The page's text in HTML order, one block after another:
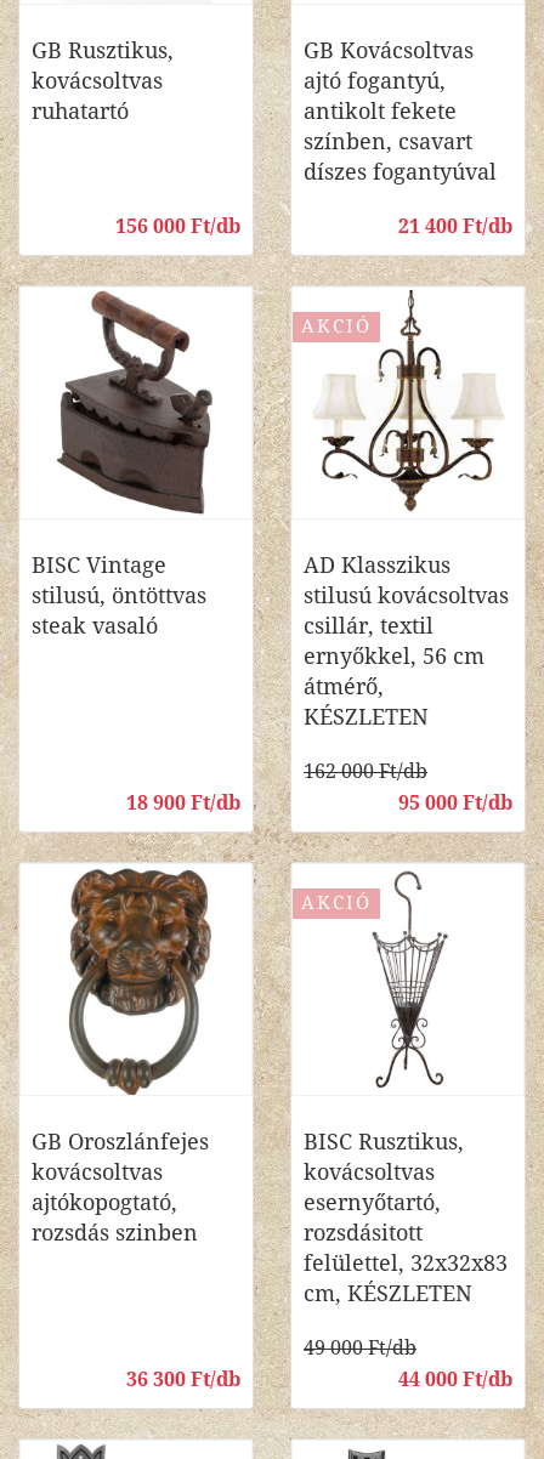
GB Rusztikus,
kovácsoltvas
ruhatartó
156 000 Ft/db
GB Kovácsoltvas
ajtó fogantyú,
antikolt fekete
színben, csavart
díszes fogantyúval
21 400 Ft/db
BISC Vintage
stilusú, öntöttvas
steak vasaló
18 900 Ft/db
AKCIÓ
AD Klasszikus
stilusú kovácsoltvas
csillár, textil
ernyőkkel, 56 cm
átmérő,
KÉSZLETEN
162 000 Ft/db
95 000 Ft/db
GB Oroszlánfejes
kovácsoltvas
ajtókopogtató,
rozsdás szinben
36 300 Ft/db
AKCIÓ
BISC Rusztikus,
kovácsoltvas
esernyőtartó,
rozsdásitott
felülettel, 32x32x83
cm, KÉSZLETEN
49 000 Ft/db
44 000 Ft/db